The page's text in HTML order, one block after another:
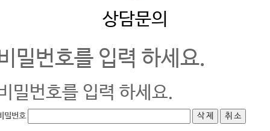
상담문의
밀번호를 입력 하세요.
밀번호를 입력 하세요.
밀번호